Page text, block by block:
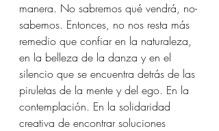
manera. No sabremos qué vendrá, no-
sabemos. Entonces, no nos resta más
remedio que confiar en la naturaleza,
en la belleza de la danza y en el
silencio que se encuentra detrás de las
piruletas de la mente y del ego. En la
contemplación. En la solidaridad
creativa de encontrar soluciones